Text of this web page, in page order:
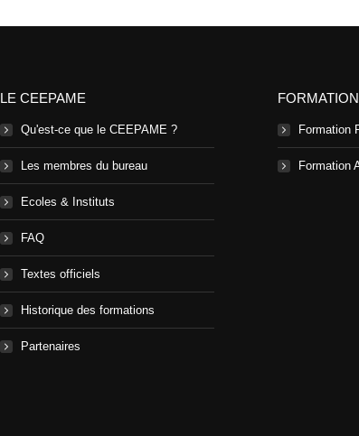
LE CEEPAME
Qu'est-ce que le CEEPAME ?
Les membres du bureau
Ecoles & Instituts
FAQ
Textes officiels
Historique des formations
Partenaires
Formation
Formation